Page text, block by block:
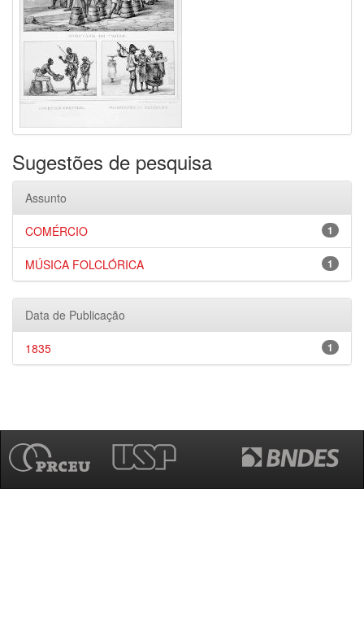
Sugestões de pesquisa
Assunto
1
COMÉRCIO
1
MÚSICA FOLCLÓRICA
Data de Publicação
1
1835